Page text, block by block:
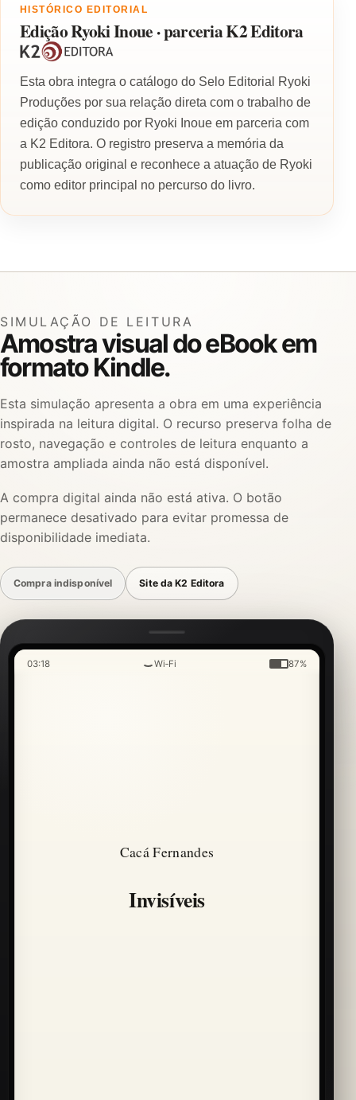
HISTÓRICO EDITORIAL
Edição Ryoki Inoue · parceria K2 Editora
Esta obra integra o catálogo do Selo Editorial Ryoki
Produções por sua relação direta com o trabalho de
edição conduzido por Ryoki Inoue em parceria com
a K2 Editora. O registro preserva a memória da
publicação original e reconhece a atuação de Ryoki
como editor principal no percurso do livro.
03:18 Wi‑Fi 87%
Cacá Fernandes
Invisíveis
SIMULAÇÃO DE LEITURA
Amostra visual do eBook em
formato Kindle.
Esta simulação apresenta a obra em uma experiência
inspirada na leitura digital. O recurso preserva folha de
rosto, navegação e controles de leitura enquanto a
amostra ampliada ainda não está disponível.
A compra digital ainda não está ativa. O botão
permanece desativado para evitar promessa de
disponibilidade imediata.
Compra indisponível Site da K2 Editora